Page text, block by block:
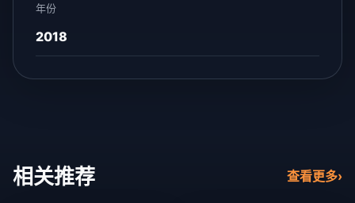
年份
2018
相关推荐 查看更多›